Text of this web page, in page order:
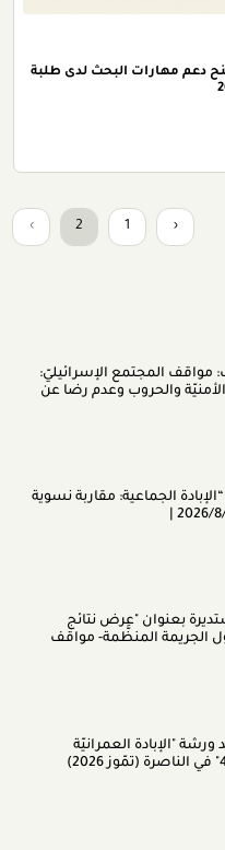
ومِنَح دعم مهارات البحث لدى طلبة
‹
1
2
›
مواقف المجتمع الإسرائيليّ:
والحروب وعدم رضا عن
اﻟﺠﻤﺎﻋﻴﺔ: ﻣﻘﺎرﺑﺔ ﻧﺴﻮﻳﺔ
دعوة | طاولة مستديرة بعنوان "عرض نتائج
الجريمة المنظَّمة- مواقف
الفلسطينيّ تجاه الجريمة
"الإبادة العمرانيّة